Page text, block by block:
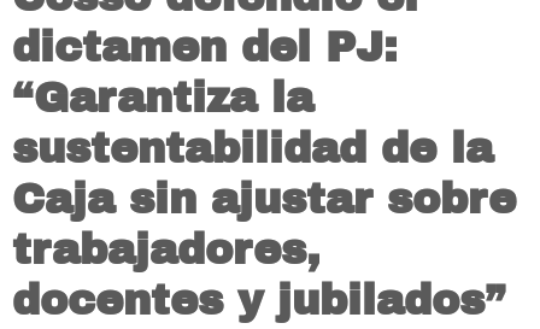
dictamen del PJ:
“Garantiza la
sustentabilidad de la
Caja sin ajustar sobre
trabajadores,
docentes y jubilados”